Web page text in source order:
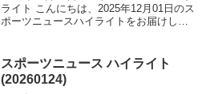
ライト こんにちは、2025年12月01日のス
ポーツニュースハイライトをお届けしま
ツ界に騒乱！さらに、キングカズの現役
続...
スポーツニュース ハイライト
(20260124)